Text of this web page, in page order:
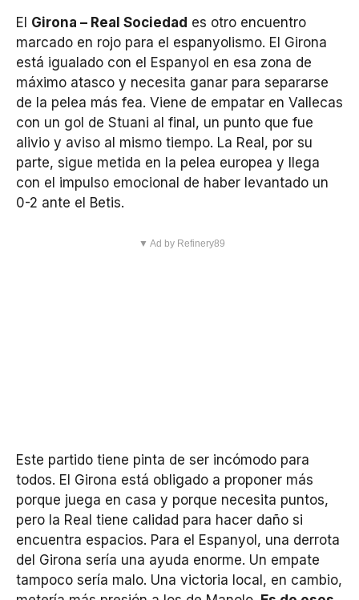
El Girona – Real Sociedad es otro encuentro
marcado en rojo para el espanyolismo. El Girona
está igualado con el Espanyol en esa zona de
máximo atasco y necesita ganar para separarse
de la pelea más fea. Viene de empatar en Vallecas
con un gol de Stuani al final, un punto que fue
alivio y aviso al mismo tiempo. La Real, por su
parte, sigue metida en la pelea europea y llega
con el impulso emocional de haber levantado un
0-2 ante el Betis.
▼ Ad by Refinery89
Este partido tiene pinta de ser incómodo para
todos. El Girona está obligado a proponer más
porque juega en casa y porque necesita puntos,
pero la Real tiene calidad para hacer daño si
encuentra espacios. Para el Espanyol, una derrota
del Girona sería una ayuda enorme. Un empate
tampoco sería malo. Una victoria local, en cambio,